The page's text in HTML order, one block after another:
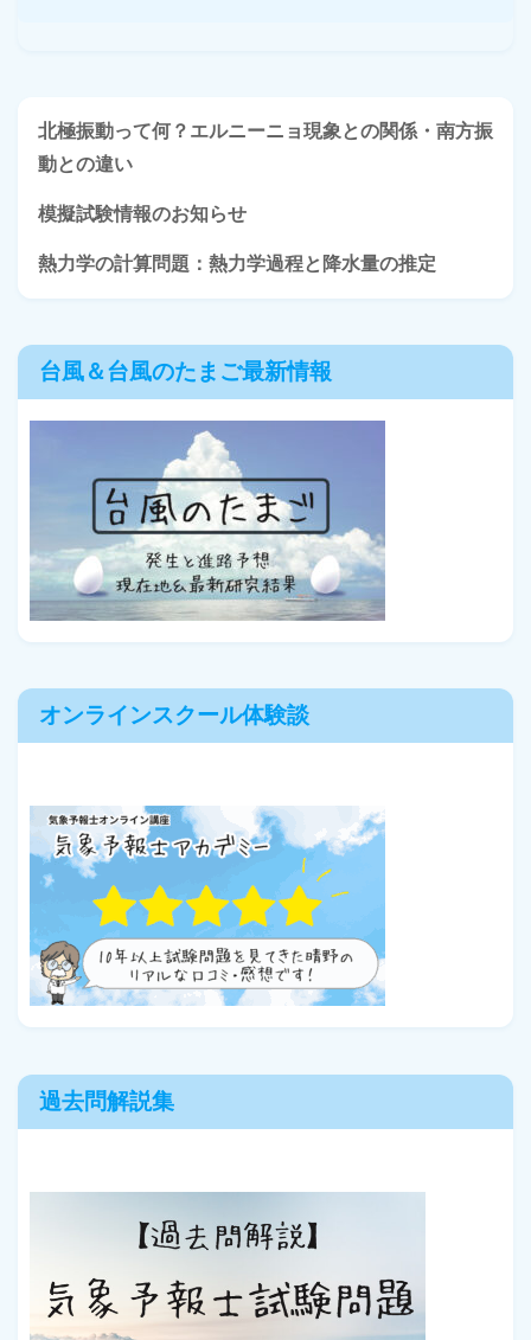
北極振動って何？エルニーニョ現象との関係・南方振
動との違い
模擬試験情報のお知らせ
熱力学の計算問題：熱力学過程と降水量の推定
台風＆台風のたまご最新情報
オンラインスクール体験談
過去問解説集